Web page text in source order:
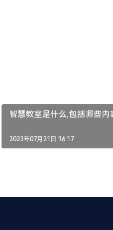
智慧教室是什么,包括哪些内
2023年07月21日 16:17